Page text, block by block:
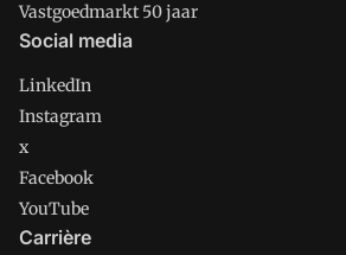
Vastgoedmarkt 50 jaar
Social media
LinkedIn
Instagram
x
Facebook
YouTube
Carrière